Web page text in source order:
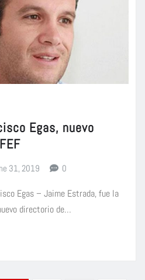
Egas, nuevo
31, 2019 0
Egas – Jaime Estrada, fue la
directorio de…